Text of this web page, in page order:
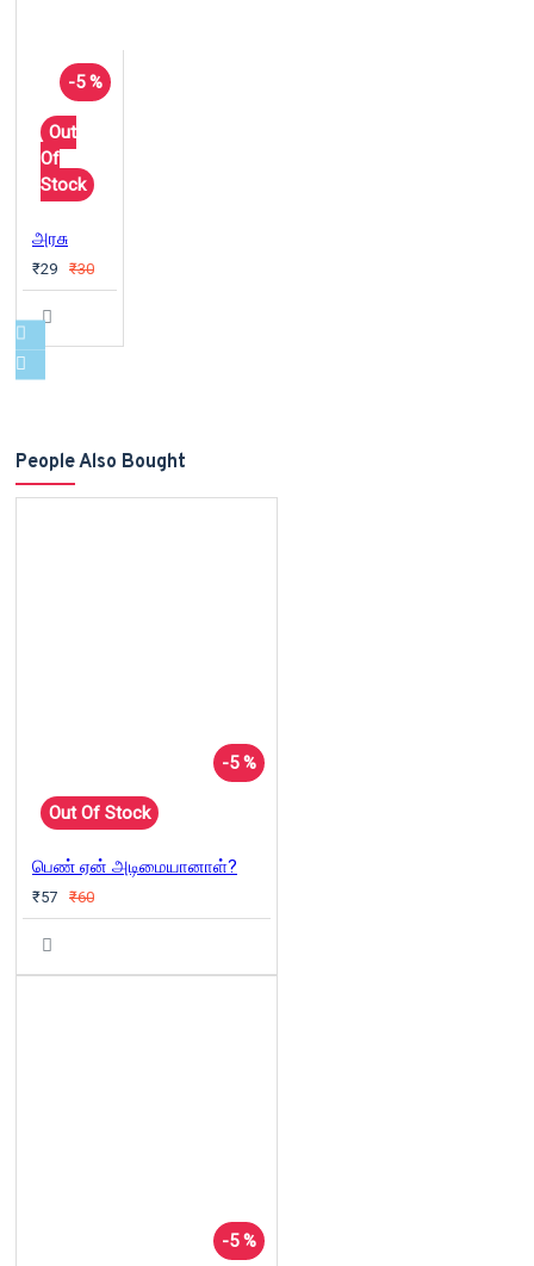
-5 %
Out
Of
Stock
அரசு
₹29 ₹30
People Also Bought
-5 %
Out Of Stock
பெண் ஏன் அடிமையானாள்?
₹57 ₹60
-5 %